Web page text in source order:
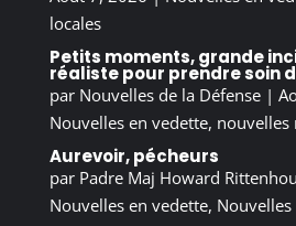
locales
Petits moments, grande
réaliste pour prendre soin
par Nouvelles de la Défense|
Nouvelles en vedette, nouvelles
Aurevoir, pécheurs
par Padre Maj Howard
Nouvelles en vedette, Nouvelles